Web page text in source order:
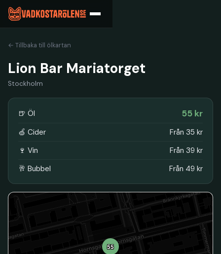
← Tillbaka till ölkartan
Lion Bar Mariatorget
Stockholm
🍺 Öl 55 kr
🍏 Cider
Från 35 kr
🍷 Vin
Från 39 kr
🥂 Bubbel
Från 49 kr
55